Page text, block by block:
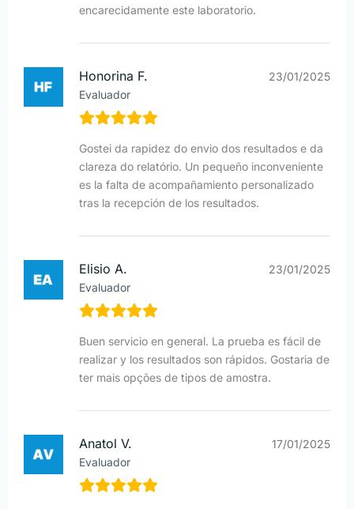
encarecidamente este laboratorio.
Honorina F.
Evaluador
23/01/2025
Gostei da rapidez do envio dos resultados e da
clareza do relatório. Un pequeño inconveniente
es la falta de acompañamiento personalizado
tras la recepción de los resultados.
Elisio A.
Evaluador
23/01/2025
Buen servicio en general. La prueba es fácil de
realizar y los resultados son rápidos. Gostaria de
ter mais opções de tipos de amostra.
Anatol V.
Evaluador
17/01/2025